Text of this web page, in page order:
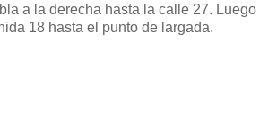
a la derecha hasta la calle 27. Luego
18 hasta el punto de largada.